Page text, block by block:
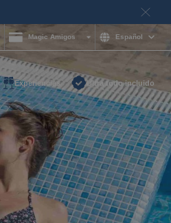
Magic Amigos Español
Experiencias Ultra todo incluido